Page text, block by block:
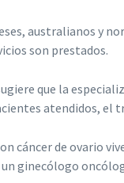
australianos y
son prestados.
que la
atendidos, el
cáncer de ovario
ginecólogo